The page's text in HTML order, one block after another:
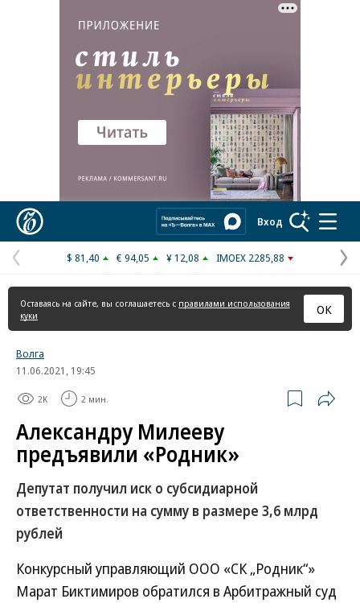
Реклама в «Ъ» www.kommersant.ru/ad
Вход
Предыдущая
страница
$ 81,40 € 94,05 ¥ 12,08 IMOEX 2285,88
Оставаясь на сайте, вы соглашаетесь с правилами использования
куки
ОК
Волга
11.06.2021, 19:45
2K 2 мин.
Александру Милееву
предъявили «Родник»
Депутат получил иск о субсидиарной
ответственности на сумму в размере 3,6 млрд
рублей
Конкурсный управляющий ООО «СК „Родник“»
Марат Биктимиров обратился в Арбитражный суд